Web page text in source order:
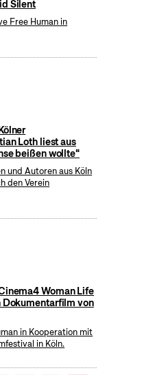
Silent
Free Human in
Loth liest aus
beißen wollte"
und Autoren aus Köln
den Verein
Woman Life
Dokumentarfilm von
in Kooperation mit
in Köln.